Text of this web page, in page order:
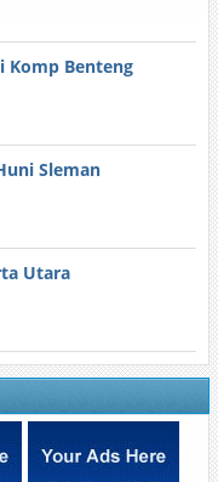
Komp Benteng
Sleman
Utara